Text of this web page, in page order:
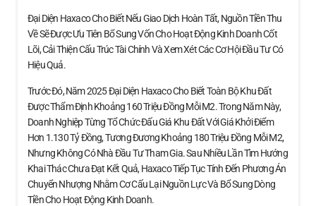
Đại Diện Haxaco Cho Biết Nếu Giao Dịch Hoàn Tất, Nguồn Tiền Thu
Về Sẽ Được Ưu Tiên Bổ Sung Vốn Cho Hoạt Động Kinh Doanh Cốt
Lõi, Cải Thiện Cấu Trúc Tài Chính Và Xem Xét Các Cơ Hội Đầu Tư Có
Hiệu Quả.
Trước Đó, Năm 2025 Đại Diện Haxaco Cho Biết Toàn Bộ Khu Đất
Được Thẩm Định Khoảng 160 Triệu Đồng Mỗi M2. Trong Năm Này,
Doanh Nghiệp Từng Tổ Chức Đấu Giá Khu Đất Với Giá Khởi Điểm
Hơn 1.130 Tỷ Đồng, Tương Đương Khoảng 180 Triệu Đồng Mỗi M2,
Nhưng Không Có Nhà Đầu Tư Tham Gia. Sau Nhiều Lần Tìm Hướng
Khai Thác Chưa Đạt Kết Quả, Haxaco Tiếp Tục Tính Đến Phương Án
Chuyển Nhượng Nhằm Cơ Cấu Lại Nguồn Lực Và Bổ Sung Dòng
Tiền Cho Hoạt Động Kinh Doanh.